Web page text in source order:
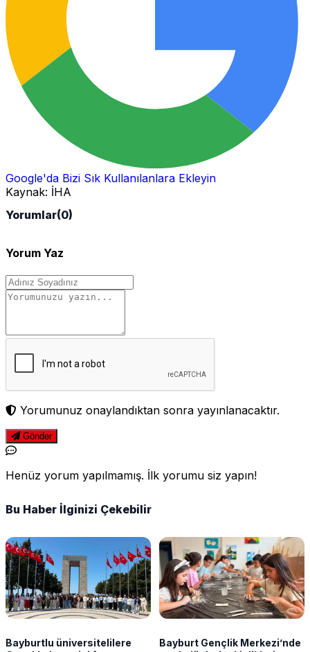
Google'da Bizi Sık Kullanılanlara Ekleyin
Kaynak: İHA
Yorumlar(0)
Yorum Yaz
Yorumunuz onaylandıktan sonra yayınlanacaktır.
Gönder
Henüz yorum yapılmamış. İlk yorumu siz yapın!
Bu Haber İlginizi Çekebilir
Bayburtlu üniversitelilere
Bayburt Gençlik Merkezi’nde